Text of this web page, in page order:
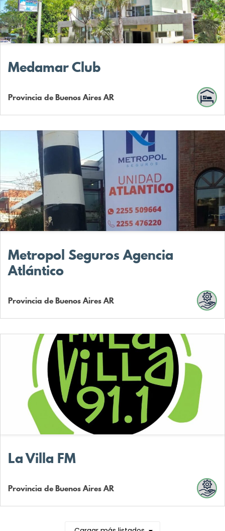
Medamar Club
Provincia de Buenos AiresAR
Metropol Seguros Agencia
Atlántico
Provincia de Buenos AiresAR
La Villa FM
Provincia de Buenos AiresAR